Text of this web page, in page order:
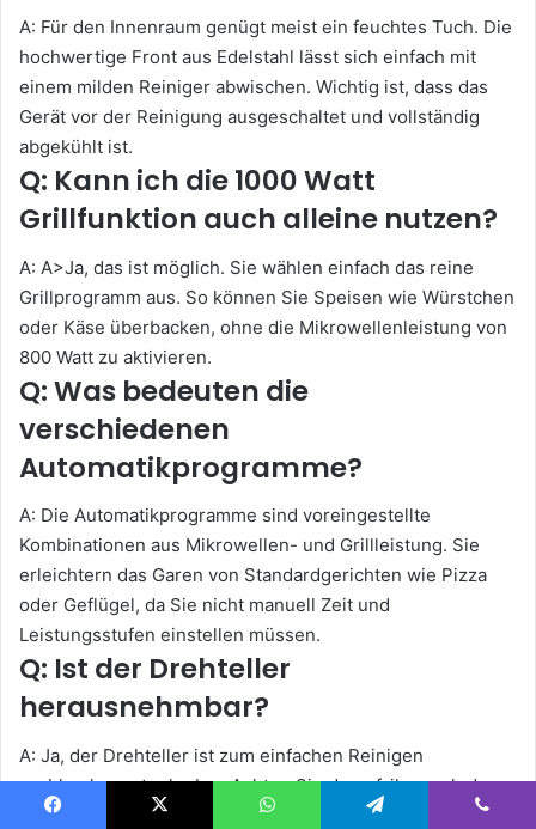
A: Für den Innenraum genügt meist ein feuchtes Tuch. Die
hochwertige Front aus Edelstahl lässt sich einfach mit
einem milden Reiniger abwischen. Wichtig ist, dass das
Gerät vor der Reinigung ausgeschaltet und vollständig
abgekühlt ist.
Q: Kann ich die 1000 Watt
Grillfunktion auch alleine nutzen?
A: A>Ja, das ist möglich. Sie wählen einfach das reine
Grillprogramm aus. So können Sie Speisen wie Würstchen
oder Käse überbacken, ohne die Mikrowellenleistung von
800 Watt zu aktivieren.
Q: Was bedeuten die
verschiedenen
Automatikprogramme?
A: Die Automatikprogramme sind voreingestellte
Kombinationen aus Mikrowellen- und Grillleistung. Sie
erleichtern das Garen von Standardgerichten wie Pizza
oder Geflügel, da Sie nicht manuell Zeit und
Leistungsstufen einstellen müssen.
Q: Ist der Drehteller
herausnehmbar?
A: Ja, der Drehteller ist zum einfachen Reinigen
problemlos entnehmbar. Achten Sie darauf, ihn nach der
Säuberung richtig wieder einzusetzen, damit sich Ihre